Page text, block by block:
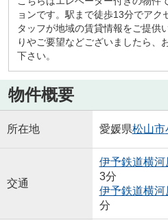
ョンです。駅まで徒歩13分でアク
タッフが地域の賃貸情報をご提供
りやご要望などございましたら、
下さい。
物件概要
所在地 愛媛県松山市
交通
伊予鉄道横河
3分
伊予鉄道横河
分